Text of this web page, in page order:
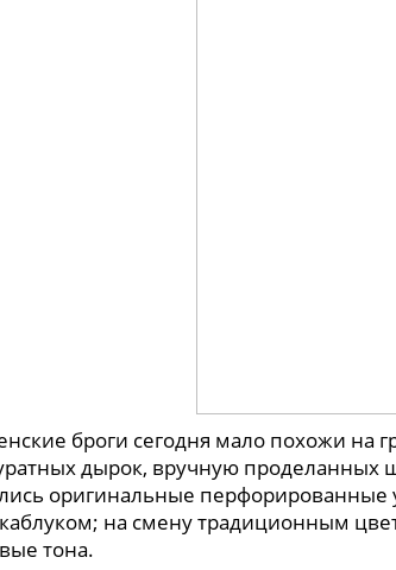
броги сегодня мало похожи на
дырок, вручную
оригинальные перфорированные
на смену традиционным
тона.